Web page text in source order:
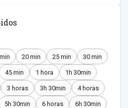
20 min 25 min 30 min
45 min 1 hora 1h 30min
3 horas 3h 30min 4 horas
5h 30min 6 horas 6h 30min